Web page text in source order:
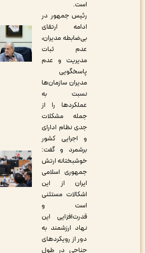
رئیس جمهور در
ادامه ارتقای
بی‌ضابطه مدیران،
عدم ثبات
مدیریت و عدم
پاسخگویی
مدیران سازمان‌ها
نسبت به
عملکردها را از
جمله مشکلات
جدی نظام ادارای
و اجرایی کشور
برشمرد و گفت:
خوشبختانه ارتش
جمهوری اسلامی
ایران از این
اشکالات مستثنی
است و
قدرت‌افزایی این
نهاد ارزشمند به
دور از رویکردهای
جناحی در طول